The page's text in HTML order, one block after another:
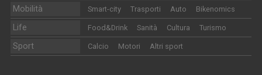
Mobilità Smart-city Trasporti Auto Bikenomics
Life Food&Drink Sanità Cultura Turismo
Sport Calcio Motori Altri sport